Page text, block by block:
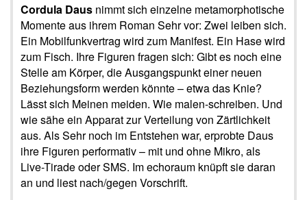
Cordula Daus nimmt sich einzelne metamorphotische
Momente aus ihrem Roman Sehr vor: Zwei leiben sich.
Ein Mobilfunkvertrag wird zum Manifest. Ein Hase wird
zum Fisch. Ihre Figuren fragen sich: Gibt es noch eine
Stelle am Körper, die Ausgangspunkt einer neuen
Beziehungsform werden könnte – etwa das Knie?
Lässt sich Meinen meiden. Wie malen-schreiben. Und
wie sähe ein Apparat zur Verteilung von Zärtlichkeit
aus. Als Sehr noch im Entstehen war, erprobte Daus
ihre Figuren performativ – mit und ohne Mikro, als
Live-Tirade oder SMS. Im echoraum knüpft sie daran
an und liest nach/gegen Vorschrift.